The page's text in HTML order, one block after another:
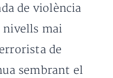
de violència
nivells mai
de
sembrant el